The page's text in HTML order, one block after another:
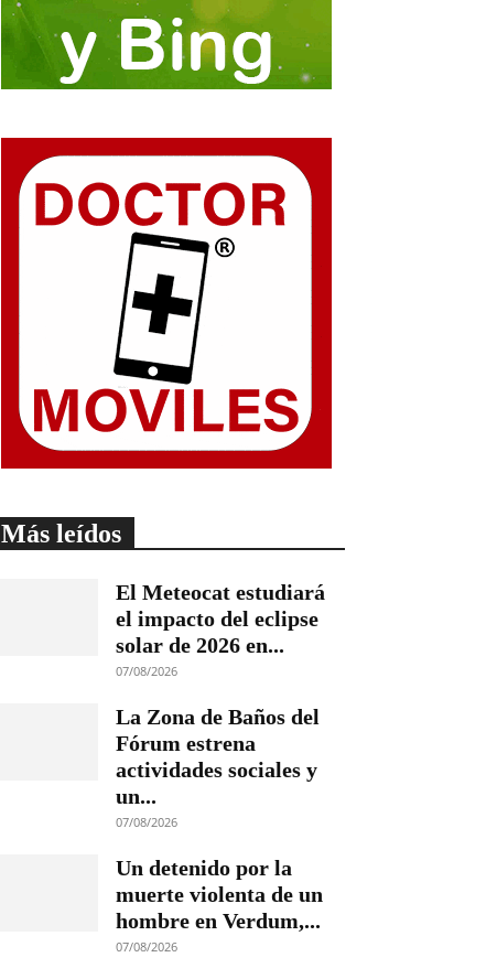
Más leídos
El Meteocat estudiará
el impacto del eclipse
solar de 2026 en...
07/08/2026
La Zona de Baños del
Fórum estrena
actividades sociales y
un...
07/08/2026
Un detenido por la
muerte violenta de un
hombre en Verdum,...
07/08/2026